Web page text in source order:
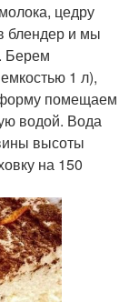
цедру
блендер и мы
Берем
1 л),
помещаем
водой. Вода
высоты
на 150